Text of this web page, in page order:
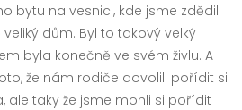
bytu na vesnici, kde jsme zdědili
dům. Byl to takový velký
byla konečně ve svém živlu. A
že nám rodiče dovolili pořídit si
ale taky že jsme mohli si pořídit